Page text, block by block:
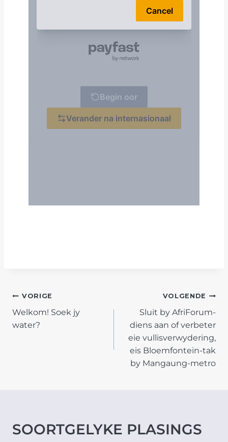
POST
NAVIGATION
VORIGE
Welkom! Soek jy
water?
VOLGENDE
Sluit by AfriForum-
diens aan of verbeter
eie vullisverwydering,
eis Bloemfontein-tak
by Mangaung-metro
SOORTGELYKE PLASINGS